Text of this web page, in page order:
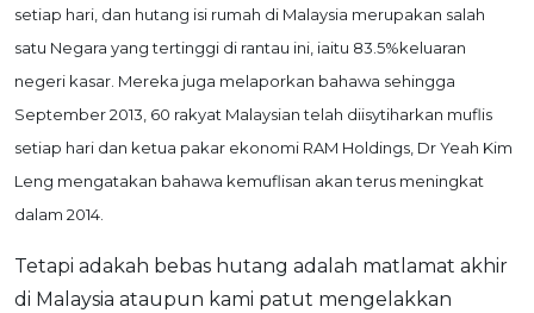
Gaya Hidup
SPECIAL PROMO
Promo RHB Bank Credit Card
setiap hari, dan hutang isi rumah di Malaysia merupakan salah
satu Negara yang tertinggi di rantau ini, iaitu 83.5%keluaran
negeri kasar. Mereka juga melaporkan bahawa sehingga
September 2013, 60 rakyat Malaysian telah diisytiharkan muflis
setiap hari dan ketua pakar ekonomi RAM Holdings, Dr Yeah Kim
Leng mengatakan bahawa kemuflisan akan terus meningkat
dalam 2014.
Tetapi adakah bebas hutang adalah matlamat akhir
di Malaysia ataupun kami patut mengelakkan